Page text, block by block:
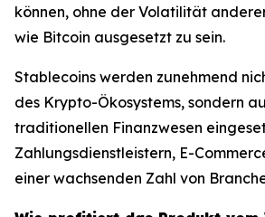
können, ohne der Volatilität
wie Bitcoin ausgesetzt zu sein.
Stablecoins werden zunehmend
des Krypto-Ökosystems, sondern
traditionellen Finanzwesen
Zahlungsdienstleistern, E-
einer wachsenden Zahl von